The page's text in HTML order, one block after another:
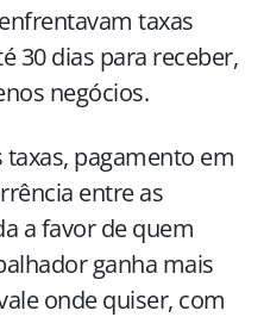
taxas
30 dias para receber,
negócios.
taxas, pagamento em
entre as
a favor de quem
ganha mais
onde quiser, com